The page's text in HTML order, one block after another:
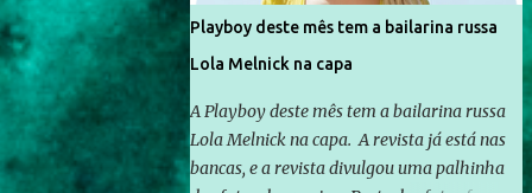
preocupantes, do tipo que você já esta
acostumado a ver neste espaço, vou
trabalhar a ideia que possibilite distribuir
consistente a riqueza do conhecimento...
Exemplo: o cidadão brasileiro não precisa só
ser informado sobre operações da Lava Jato,
Playboy deste mês tem a bailarina russa
Lola Melnick na capa
A Playboy deste mês tem a bailarina russa
Lola Melnick na capa. A revista já está nas
bancas, e a revista divulgou uma palhinha